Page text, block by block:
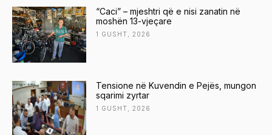
“Caci” – mjeshtri që e nisi zanatin në
moshën 13-vjeçare
1 GUSHT, 2026
Tensione në Kuvendin e Pejës, mungon
sqarimi zyrtar
1 GUSHT, 2026